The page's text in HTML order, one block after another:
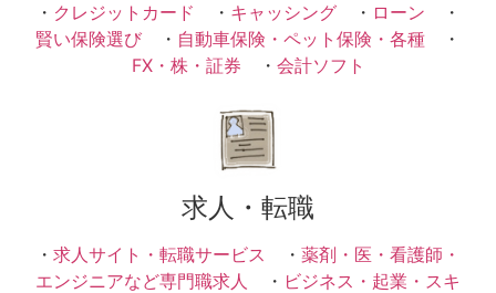
・ クレジットカード ・ キャッシング ・ ローン ・
賢い保険選び ・ 自動車保険・ペット保険・各種 ・
FX・株・証券 ・ 会計ソフト
求人・転職
・ 求人サイト・転職サービス ・ 薬剤・医・看護師・
エンジニアなど専門職求人
・ ビジネス・起業・スキ